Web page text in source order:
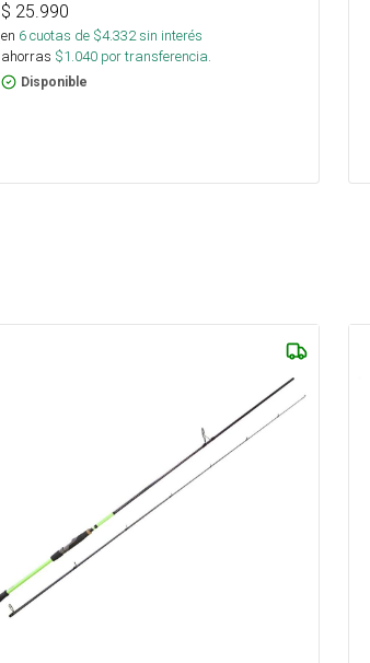
$ 25.990
en 6cuotas de $4.332sin interés
ahorras $1.040 por transferencia.
Disponible